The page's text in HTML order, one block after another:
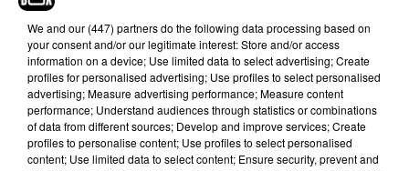
la série. Un couple originaire de Rouen met un appartement
à la location dans le centre-ville. Celui-ci aussi offre une
réplique, dans les moindres détails, de celui de Monica. Et
c’est un peu moins loin…
We and our (447) partnersdo the following data processing based on
your consent and/or our legitimate interest: Store and/or access
information on a device; Use limited data to select advertising; Create
profiles for personalised advertising; Use profiles to select personalised
advertising; Measure advertising performance; Measure content
performance; Understand audiences through statistics or combinations
of data from different sources; Develop and improve services; Create
profiles to personalise content; Use profiles to select personalised
content; Use limited data to select content; Ensure security, prevent and